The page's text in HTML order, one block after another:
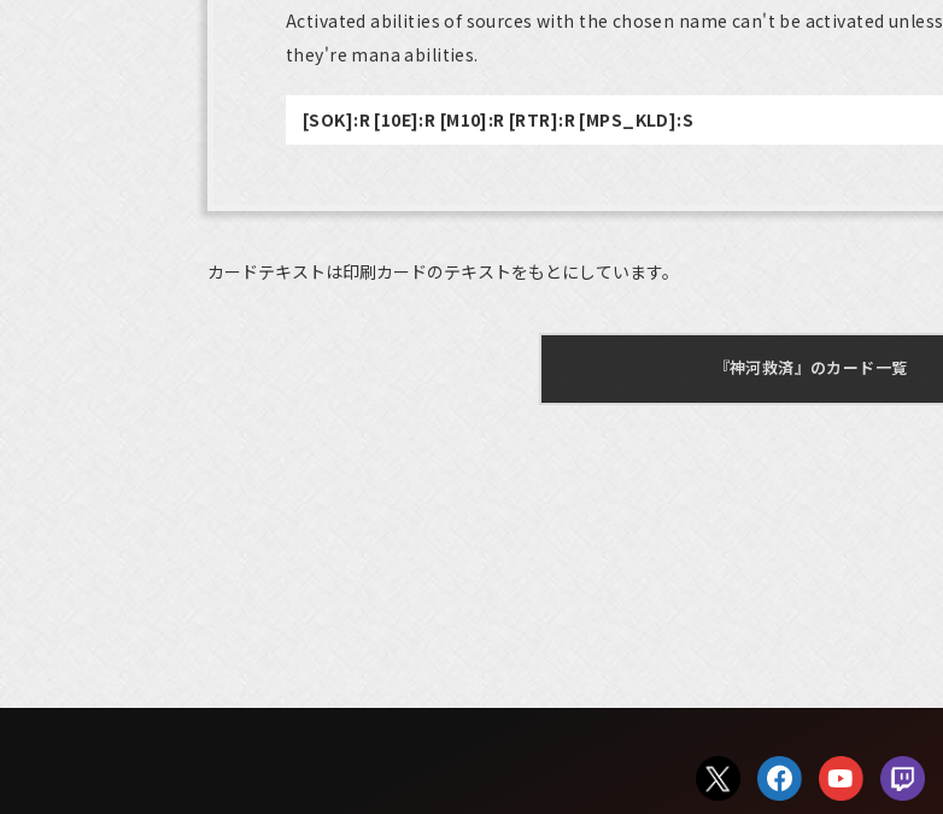
Activated abilities of sources with the chosen name can't be activated unless
they're mana abilities.
[SOK]:R [10E]:R [M10]:R [RTR]:R [MPS_KLD]:S
カードテキストは印刷カードのテキストをもとにしています。
『神河救済』のカード一覧